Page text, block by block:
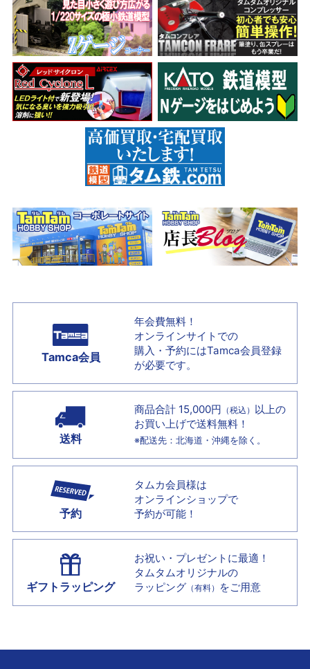
Tamca会員
年会費無料！
オンラインサイトでの
購入・予約にはTamca会員登録
が必要です。
送料
商品合計 15,000円 （税込） 以上の
お買い上げで送料無料！
※配送先：北海道・沖縄を除く。
予約
タムカ会員様は
オンラインショップで
予約が可能！
ギフトラッピング
お祝い・プレゼントに最適！
タムタムオリジナルの
ラッピング （有料） をご用意